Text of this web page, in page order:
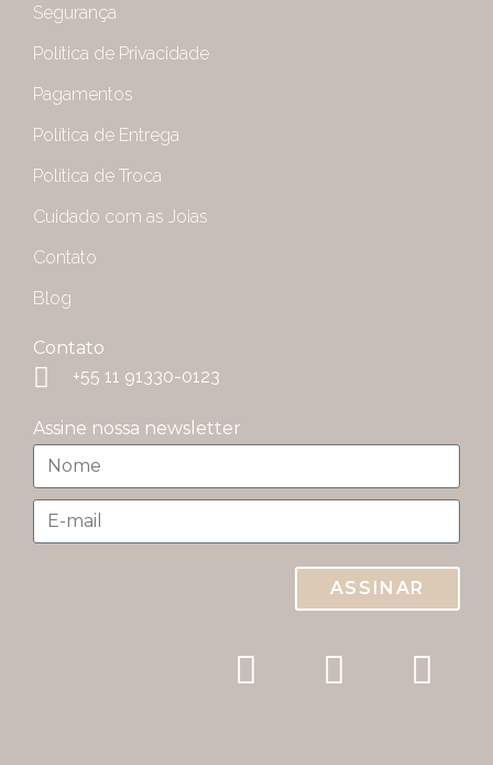
Segurança
Política de Privacidade
Pagamentos
Política de Entrega
Política de Troca
Cuidado com as Joias
Contato
Blog
Contato
+55 11 91330-0123
Assine nossa newsletter
ASSINAR